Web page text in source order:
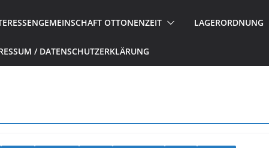
OTTONENZEIT LAGERORDNUNG
/ DATENSCHUTZERKLÄRUNG